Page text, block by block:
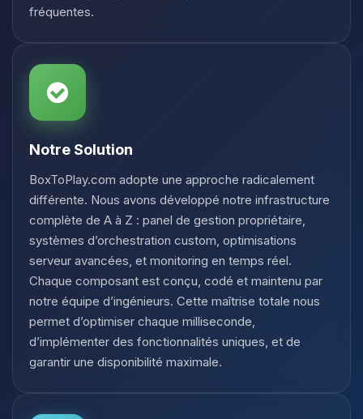
fréquentes.
Notre Solution
BoxToPlay.com adopte une approche radicalement
différente. Nous avons développé notre infrastructure
complète de A à Z : panel de gestion propriétaire,
systèmes d’orchestration custom, optimisations
serveur avancées, et monitoring en temps réel.
Chaque composant est conçu, codé et maintenu par
notre équipe d’ingénieurs. Cette maîtrise totale nous
permet d’optimiser chaque milliseconde,
d’implémenter des fonctionnalités uniques, et de
garantir une disponibilité maximale.